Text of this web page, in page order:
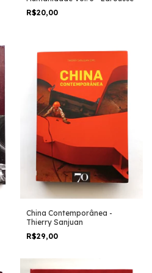
R$20,00
China Contemporânea -
Thierry Sanjuan
R$29,00